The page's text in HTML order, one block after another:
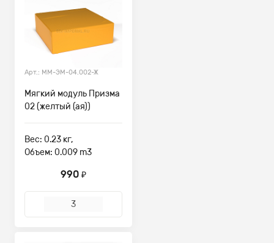
Арт.: ММ-ЭМ-04.002-Ж
Мягкий модуль Призма
02 (желтый (ая))
Вес: 0.23 кг,
Объем: 0.009 m3
990 ₽